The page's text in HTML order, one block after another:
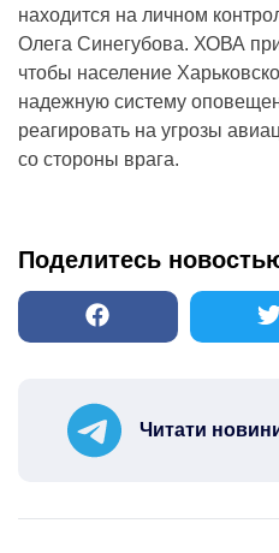
находится на личном
Олега Синегубова. ХОВА
чтобы население
надежную систему
реагировать на угрозы
со стороны врага.
Поделитесь
Читати